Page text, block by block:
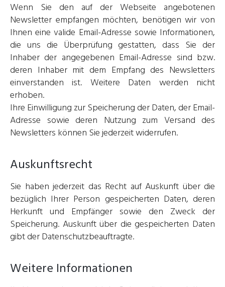
Wenn Sie den auf der Webseite angebotenen
Newsletter empfangen möchten, benötigen wir von
Ihnen eine valide Email-Adresse sowie Informationen,
die uns die Überprüfung gestatten, dass Sie der
Inhaber der angegebenen Email-Adresse sind bzw.
deren Inhaber mit dem Empfang des Newsletters
einverstanden ist. Weitere Daten werden nicht
erhoben.
Ihre Einwilligung zur Speicherung der Daten, der Email-
Adresse sowie deren Nutzung zum Versand des
Newsletters können Sie jederzeit widerrufen.
Auskunftsrecht
Sie haben jederzeit das Recht auf Auskunft über die
bezüglich Ihrer Person gespeicherten Daten, deren
Herkunft und Empfänger sowie den Zweck der
Speicherung. Auskunft über die gespeicherten Daten
gibt der Datenschutzbeauftragte.
Weitere Informationen